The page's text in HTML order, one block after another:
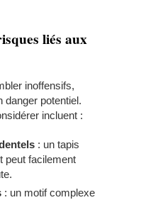
liés aux
inoffensifs,
danger potentiel.
incluent :
: un tapis
peut facilement
: un motif complexe